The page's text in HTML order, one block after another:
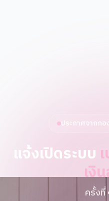
ประกาศจากกอ
แจ้งเปิดระบบ
เงิ
ครั้ง